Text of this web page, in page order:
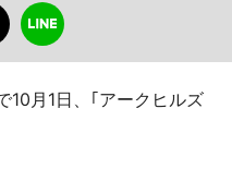
月1日、｢アークヒルズ